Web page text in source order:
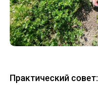
Практический совет: